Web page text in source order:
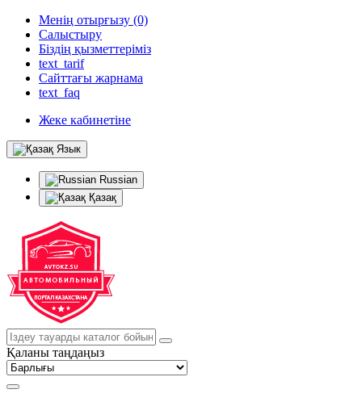
Менің отырғызу (0)
Салыстыру
Біздің қызметтеріміз
text_tarif
Сайттағы жарнама
text_faq
Жеке кабинетіне
Язык
Russian
Қазақ
Қаланы таңдаңыз